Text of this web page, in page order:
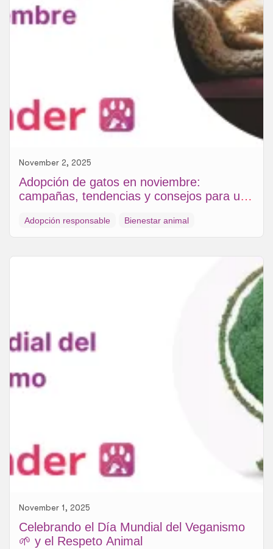
November 2, 2025
Adopción de gatos en noviembre:
campañas, tendencias y consejos para un
Adopción responsable Bienestar animal
November 1, 2025
Celebrando el Día Mundial del Veganismo
🌱 y el Respeto Animal